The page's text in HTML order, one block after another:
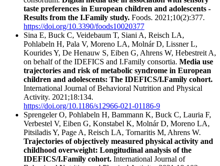
taste preferences in European children and adolescents -
Results from the I.Family study. Foods. 2021;10(2):377.
https://doi.org/10.3390/foods10020377
Sina E, Buck C, Veidebaum T, Siani A, Reisch LA,
Pohlabeln H, Pala V, Moreno LA, Molnár D, Lissner L,
Kourides Y, De Henauw S, Eiben G, Ahrens W, Hebestreit A,
on behalf of the IDEFICS and I.Family consortia. Media use
trajectories and risk of metabolic syndrome in European
children and adolescents: The IDEFICS/I.Family cohort.
International Journal of Behavioral Nutrition and Physical
Activity. 2021;18:134.
https://doi.org/10.1186/s12966-021-01186-9
Sprengeler O, Pohlabeln H, Bammann K, Buck C, Lauria F,
Verbestel V, Eiben G, Konstabel K, Molnár D, Moreno LA,
Pitsiladis Y, Page A, Reisch LA, Tornaritis M, Ahrens W.
Trajectories of objectively measured physical activity and
childhood overweight: Longitudinal analysis of the
IDEFICS/I.Family cohort. International Journal of